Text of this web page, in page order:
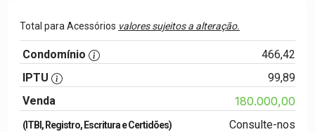
Total para Acessórios valores sujeitos a alteração.
Condomínio
466,42
IPTU
99,89
Venda
180.000,00
(ITBI, Registro, Escritura e Certidões) Consulte-nos